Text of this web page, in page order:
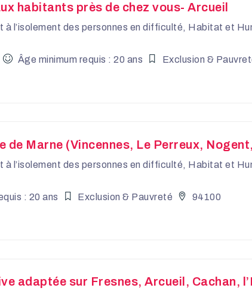
habitants près de chez vous- Arcueil
à l’isolement des personnes en difficulté, Habitat et
Âge minimum requis : 20 ans Exclusion &
de Marne (Vincennes, Le Perreux,
à l’isolement des personnes en difficulté, Habitat et
: 20 ans Exclusion & Pauvreté 94100
adaptée sur Fresnes, Arcueil, Cachan,